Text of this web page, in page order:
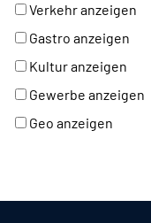
Verkehr anzeigen
Gastro anzeigen
Kultur anzeigen
Gewerbe anzeigen
Geo anzeigen